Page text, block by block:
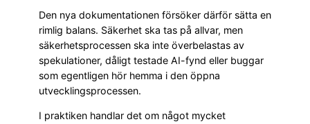
Den nya dokumentationen försöker därför sätta en
rimlig balans. Säkerhet ska tas på allvar, men
säkerhetsprocessen ska inte överbelastas av
spekulationer, dåligt testade AI-fynd eller buggar
som egentligen hör hemma i den öppna
utvecklingsprocessen.
I praktiken handlar det om något mycket